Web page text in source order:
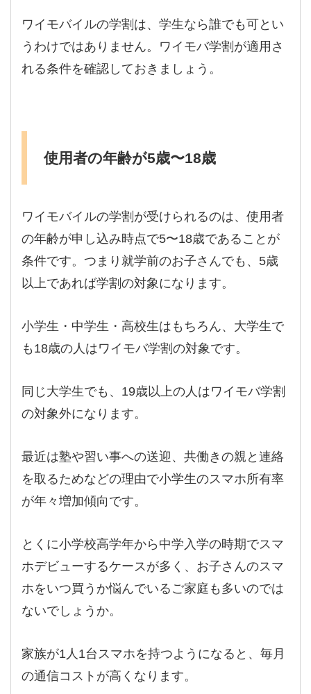
ワイモバイルの学割は、学生なら誰でも可とい
うわけではありません。ワイモバ学割が適用さ
れる条件を確認しておきましょう。
使用者の年齢が5歳〜18歳
ワイモバイルの学割が受けられるのは、使用者
の年齢が申し込み時点で5〜18歳であることが
条件です。つまり就学前のお子さんでも、5歳
以上であれば学割の対象になります。
小学生・中学生・高校生はもちろん、大学生で
も18歳の人はワイモバ学割の対象です。
同じ大学生でも、19歳以上の人はワイモバ学割
の対象外になります。
最近は塾や習い事への送迎、共働きの親と連絡
を取るためなどの理由で小学生のスマホ所有率
が年々増加傾向です。
とくに小学校高学年から中学入学の時期でスマ
ホデビューするケースが多く、お子さんのスマ
ホをいつ買うか悩んでいるご家庭も多いのでは
ないでしょうか。
家族が1人1台スマホを持つようになると、毎月
の通信コストが高くなります。